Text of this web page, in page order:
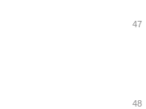
47
48